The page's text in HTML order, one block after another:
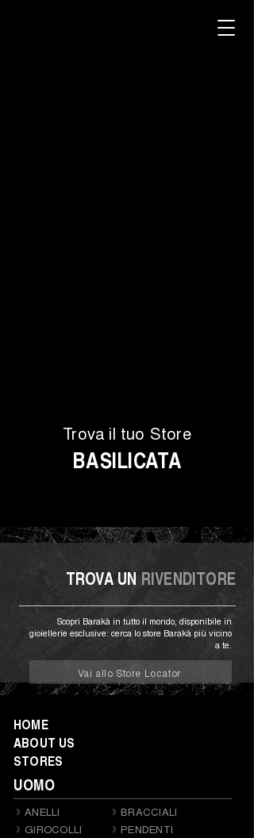
Trova il tuo Store
BASILICATA
TROVA UN RIVENDITORE
Scopri Barakà in tutto il mondo, disponibile in
gioiellerie esclusive: cerca lo store Barakà più vicino
a te.
Vai allo Store Locator
HOME
ABOUT US
STORES
UOMO
ANELLI
GIROCOLLI
BRACCIALI
PENDENTI